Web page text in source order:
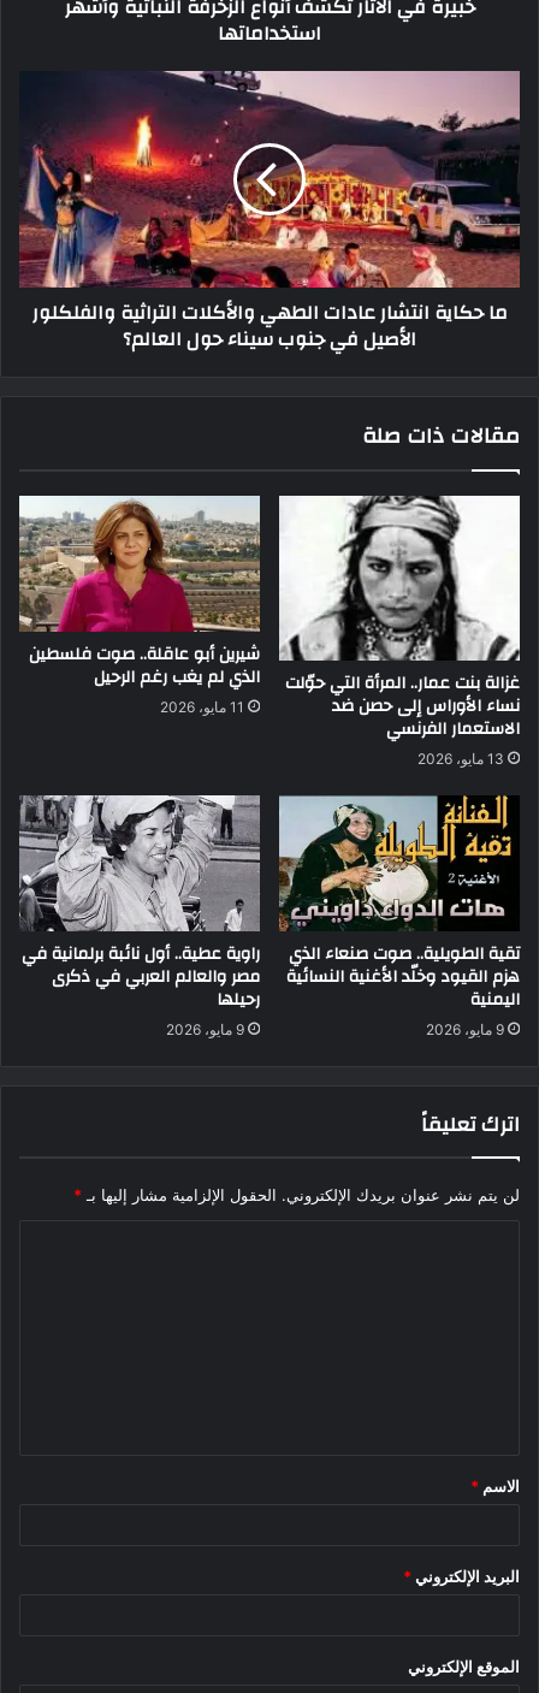
استخداماتها
ما حكاية انتشار عادات الطهي والأكلات التراثية والفلكلور
الأصيل في جنوب سيناء حول العالم؟
مقالات ذات صلة
غزالة بنت عمار.. المرأة التي حوّلت
نساء الأوراس إلى حصن ضد
الاستعمار الفرنسي
13 مايو، 2026
شيرين أبو عاقلة.. صوت فلسطين
الذي لم يغب رغم الرحيل
11 مايو، 2026
تقية الطويلية.. صوت صنعاء الذي
هزم القيود وخلّد الأغنية النسائية
اليمنية
9 مايو، 2026
راوية عطية.. أول نائبة برلمانية في
مصر والعالم العربي في ذكرى
رحيلها
9 مايو، 2026
اترك تعليقاً
لن يتم نشر عنوان بريدك الإلكتروني. الحقول الإلزامية مشار إليها بـ *
*
الاسم *
البريد الإلكتروني *
الموقع الإلكتروني